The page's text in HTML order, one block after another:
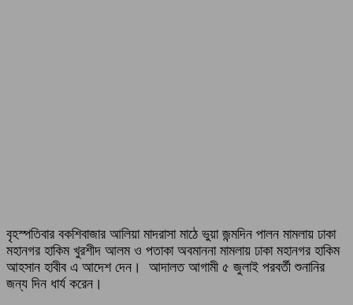
বৃহস্পতিবার বকশিবাজার আলিয়া মাদরাসা মাঠে ভুয়া জন্মদিন পালন মামলায় ঢাকা
মহানগর হাকিম খুরশীদ আলম ও পতাকা অবমাননা মামলায় ঢাকা মহানগর হাকিম
আহসান হাবীব এ আদেশ দেন। আদালত আগামী ৫ জুলাই পরবর্তী শুনানির
জন্য দিন ধার্য করেন।